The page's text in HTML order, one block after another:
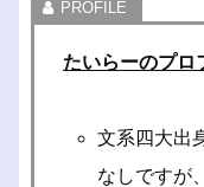
たいらーのプロ
文系四大出
なしですが